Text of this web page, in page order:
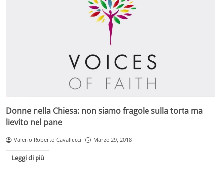
Donne nella Chiesa: non siamo fragole sulla torta ma
lievito nel pane
Valerio Roberto Cavallucci Marzo 29, 2018
Leggi di più